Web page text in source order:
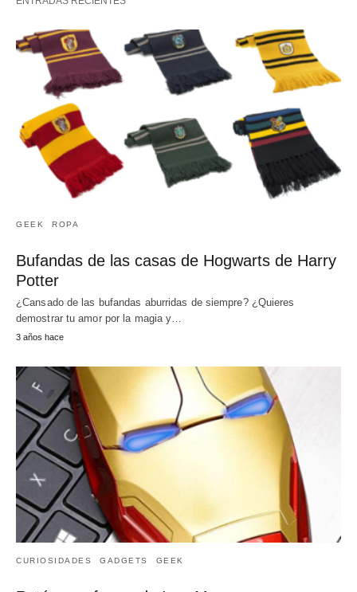
GEEK ROPA
Bufandas de las casas de Hogwarts de Harry
Potter
¿Cansado de las bufandas aburridas de siempre? ¿Quieres
demostrar tu amor por la magia y…
3 años hace
CURIOSIDADES GADGETS GEEK